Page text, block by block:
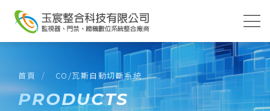
首頁 CO/瓦斯自動切斷系統
PRODUCTS